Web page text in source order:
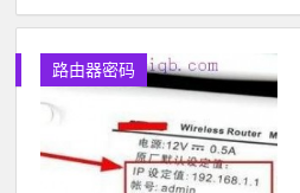
路由器密码